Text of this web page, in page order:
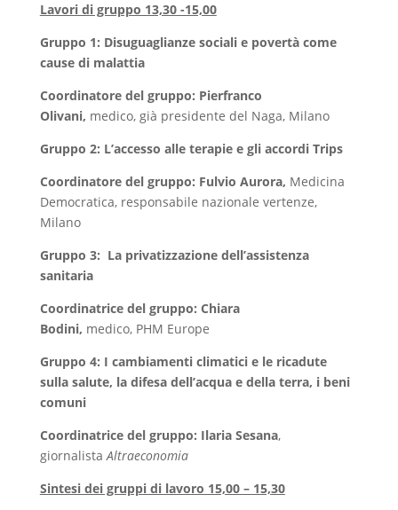
Lavori di gruppo 13,30 -15,00
Gruppo 1: Disuguaglianze sociali e povertà come
cause di malattia
Coordinatore del gruppo: Pierfranco
Olivani, medico, già presidente del Naga, Milano
Gruppo 2: L’accesso alle terapie e gli accordi Trips
Coordinatore del gruppo: Fulvio Aurora, Medicina
Democratica, responsabile nazionale vertenze,
Milano
Gruppo 3: La privatizzazione dell’assistenza
sanitaria
Coordinatrice del gruppo: Chiara
Bodini, medico, PHM Europe
Gruppo 4: I cambiamenti climatici e le ricadute
sulla salute, la difesa dell’acqua e della terra, i beni
comuni
Coordinatrice del gruppo: Ilaria Sesana,
giornalistaAltraeconomia
Sintesi dei gruppi di lavoro 15,00 – 15,30